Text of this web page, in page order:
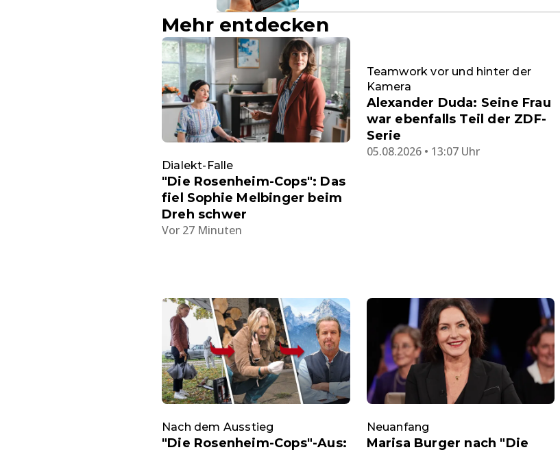
Mehr entdecken
Dialekt-Falle
"Die Rosenheim-Cops": Das
fiel Sophie Melbinger beim
Dreh schwer
Vor 27 Minuten
Teamwork vor und hinter der
Kamera
Alexander Duda: Seine Frau
war ebenfalls Teil der ZDF-
Serie
05.08.2026 • 13:07 Uhr
Nach dem Ausstieg
"Die Rosenheim-Cops"-Aus:
Neuanfang
Marisa Burger nach "Die